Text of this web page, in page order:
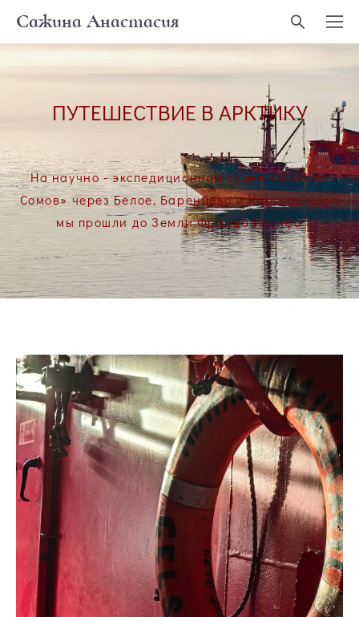
Сажина Анастасия
ПУТЕШЕСТВИЕ В АРКТИКУ
На научно - экспедиционном судне «Михаил
Сомов» через Белое, Баренцево и Карское моря
мы прошли до Земли Франца Иосифа